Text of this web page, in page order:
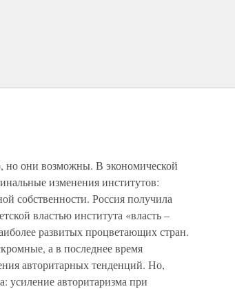
но они возможны. В экономической
изменения институтов:
собственности. Россия получила
властью института «власть –
развитых процветающих стран.
а в последнее время
авторитарных тенденций. Но,
усиление авторитаризма при